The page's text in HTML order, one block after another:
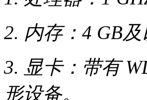
2. 内存：4 GB及
3. 显卡：带有
形设备。